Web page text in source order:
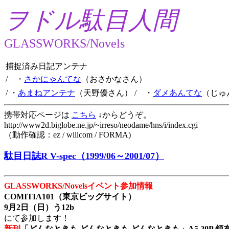
ヲドル駄目人間
GLASSWORKS/Novels
捕捉済み日記アンテナ
/ ・ さかにゃんてな （おさかなさん）
/ ・ あまねアンテナ （天野優さん） / ・ ダメあんてな （じ
携帯対応ページは こちら ↓からどうぞ。
http://www2d.biglobe.ne.jp/~irreso/neodame/hns/i/index.cgi
（動作確認：ez / willcom / FORMA)
駄目日誌R V-spec（1999/06～2001/07）
GLASSWORKS/Novelsイベント参加情報
COMITIA101（東京ビッグサイト）
9月2日（日）う12b
にて参加します！